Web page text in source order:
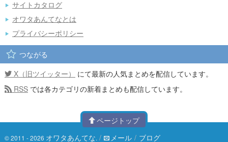
サイトカタログ
オワタあんてなとは
プライバシーポリシー
つながる
X（旧ツイッター）
にて最新の人気まとめを配信しています。
RSS では各カテゴリの新着まとめも配信しています。
ページトップ
© 2011 - 2026 オワタあんてな. / メール / ブログ